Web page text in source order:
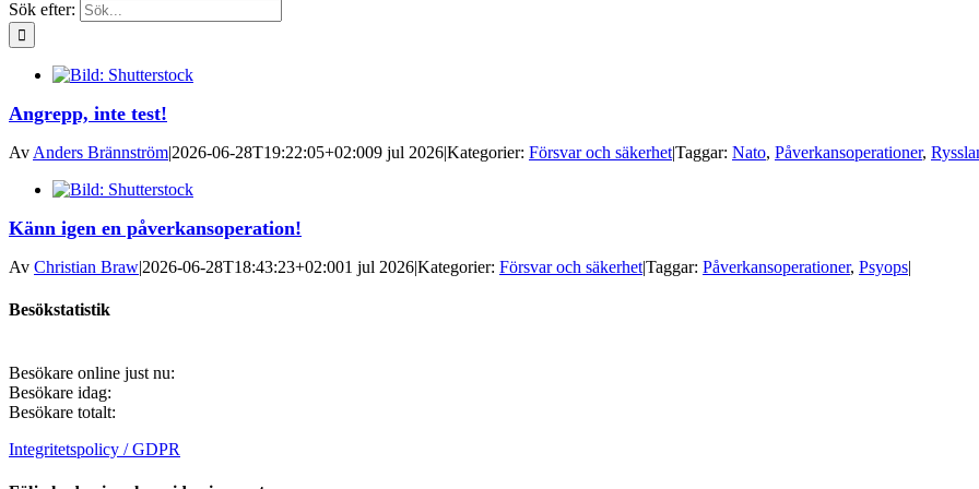
Sök efter:
Angrepp, inte test!
Av Anders Brännström|2026-06-28T19:22:05+02:009 jul 2026|Kategorier: Försvar och säkerhet|Taggar: Nato, Påverkansoperationer,
Känn igen en påverkansoperation!
Av Christian Braw|2026-06-28T18:43:23+02:001 jul 2026|Kategorier: Försvar och säkerhet|Taggar: Påverkansoperationer, Psyops|
Besökstatistik
Besökare online just nu:
Besökare idag:
Besökare totalt:
Integritetspolicy / GDPR